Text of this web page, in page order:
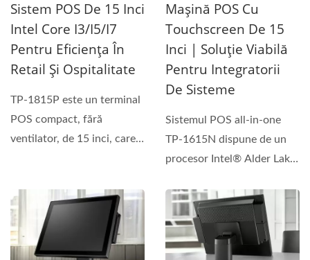
Sistem POS De 15 Inci
Intel Core I3/i5/i7
Pentru Eficiența În
Retail Și Ospitalitate
TP-1815P este un terminal
POS compact, fără
ventilator, de 15 inci, care
Mașină POS Cu
Touchscreen De 15
Inci | Soluție Viabilă
Pentru Integratorii
De Sisteme
Sistemul POS all-in-one
TP-1615N dispune de un
procesor Intel® Alder Lake